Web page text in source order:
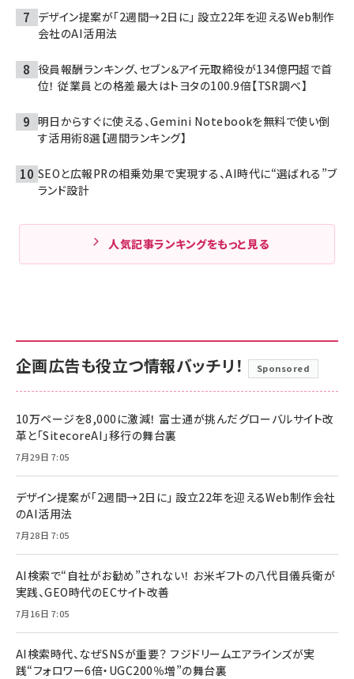
デザイン提案が「2週間→2日に」 設立22年を迎えるWeb制作
会社のAI活用法
役員報酬ランキング、セブン＆アイ元取締役が134億円超で首
位！ 従業員との格差最大はトヨタの100.9倍【TSR調べ】
明日からすぐに使える、Gemini Notebookを無料で使い倒
す活用術8選【週間ランキング】
SEOと広報PRの相乗効果で実現する、AI時代に“選ばれる”ブ
ランド設計
人気記事ランキングをもっと見る
企画広告も役立つ情報バッチリ！ Sponsored
10万ページを8,000に激減！ 富士通が挑んだグローバルサイト改
革と「SitecoreAI」移行の舞台裏
7月29日 7:05
デザイン提案が「2週間→2日に」 設立22年を迎えるWeb制作会社
のAI活用法
7月28日 7:05
AI検索で“自社がお勧め”されない！ お米ギフトの八代目儀兵衛が
実践、GEO時代のECサイト改善
7月16日 7:05
AI検索時代、なぜSNSが重要？ フジドリームエアラインズが実
践“フォロワー6倍・UGC200％増”の舞台裏